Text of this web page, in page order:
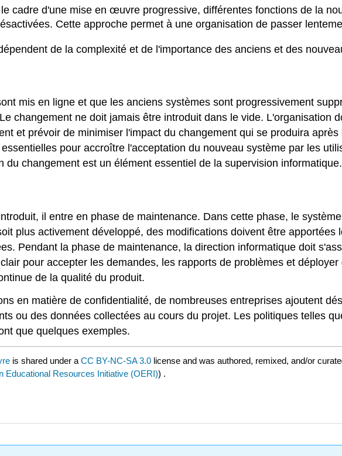
cadre d'une mise en œuvre progressive, différentes fonctions de la
Cette approche permet à une organisation de passer
de la complexité et de l'importance des anciens et des
mis en ligne et que les anciens systèmes sont progressivement
changement ne doit jamais être introduit dans le vide. L'organisation
et prévoir de minimiser l'impact du changement qui se produira
pour accroître l'acceptation du nouveau système par les
du changement est un élément essentiel de la supervision informatique.
il entre en phase de maintenance. Dans cette phase, le
plus activement développé, des modifications doivent être
Pendant la phase de maintenance, la direction informatique doit
pour accepter les demandes, les rapports de problèmes et
de la qualité du produit.
en matière de confidentialité, de nombreuses entreprises ajoutent
ou des données collectées au cours du projet. Les politiques telles
que quelques exemples.
is shared under a CC BY-NC-SA 3.0 license and was authored, remixed, and/or
Educational Resources Initiative (OERI)) .